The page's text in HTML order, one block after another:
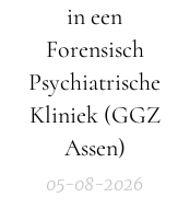
in een
Forensisch
Psychiatrische
Kliniek (GGZ
Assen)
05-08-2026